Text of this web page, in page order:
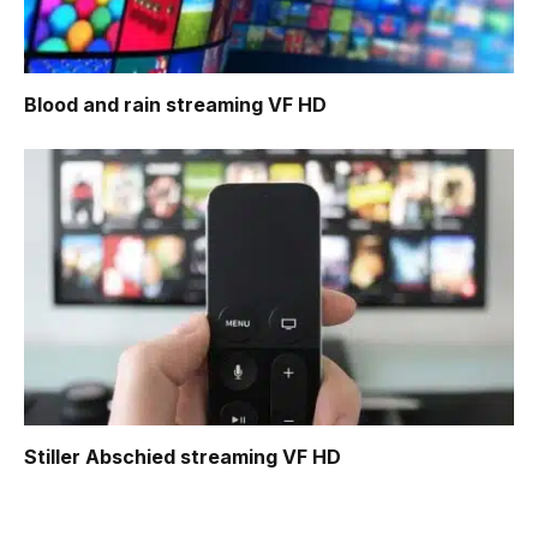
Blood and rain streaming VF HD
Stiller Abschied streaming VF HD